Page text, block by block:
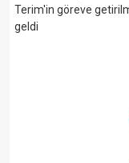
Terim'in göreve
geldi